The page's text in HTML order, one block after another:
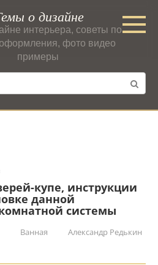
о дизайне
интерьера, советы по
фото видео
примеры
купе, инструкции
данной
системы
Ванная Александр Редькин